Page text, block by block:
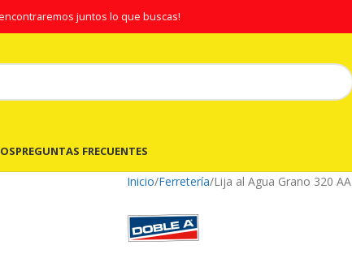
juntos lo que buscas!
PREGUNTAS FRECUENTES
Inicio Ferretería Lija al Agua Grano 320 AA